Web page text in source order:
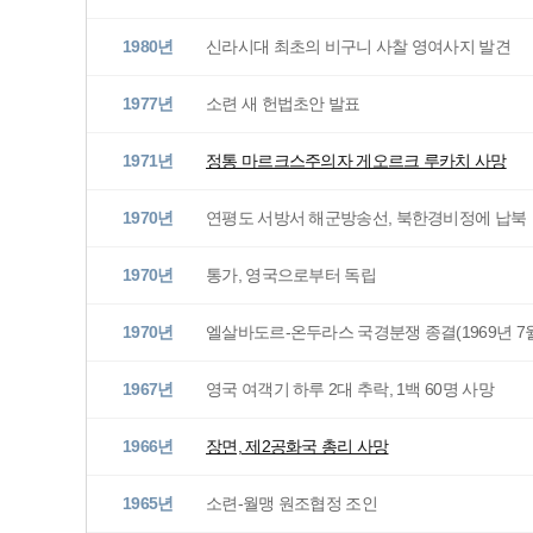
1980년 신라시대 최초의 비구니 사찰 영여사지 발견
1977년 소련 새 헌법초안 발표
1971년 정통 마르크스주의자 게오르크 루카치 사망
1970년 연평도 서방서 해군방송선, 북한경비정에 납북
1970년 통가, 영국으로부터 독립
1970년 엘살바도르-온두라스 국경분쟁 종결(1969년 7
1967년 영국 여객기 하루 2대 추락, 1백 60명 사망
1966년 장면, 제2공화국 총리 사망
1965년 소련-월맹 원조협정 조인